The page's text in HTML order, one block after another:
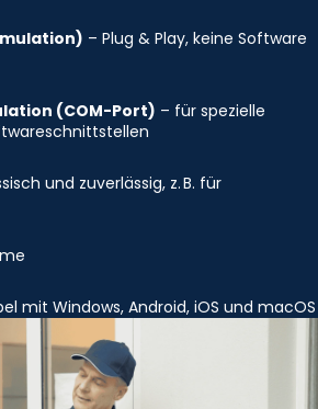
– Plug & Play, keine Software
(COM-Port) – für spezielle
und zuverlässig, z. B. für
mit Windows, Android, iOS und macOS